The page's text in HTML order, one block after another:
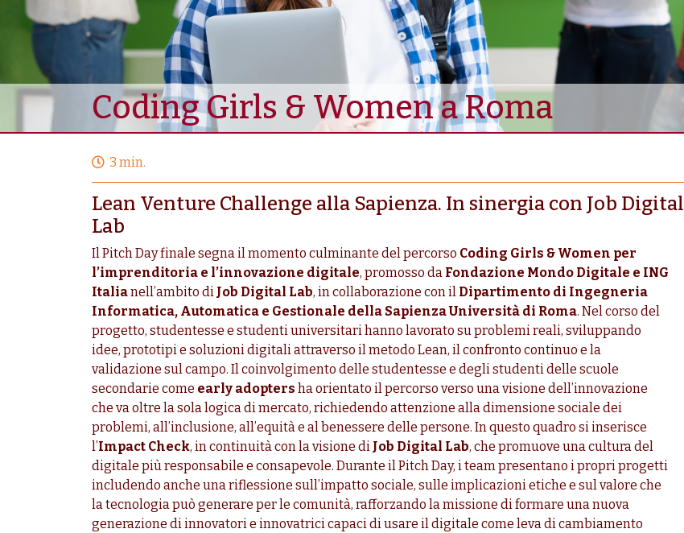
Coding Girls & Women a Roma
3 min.
Lean Venture Challenge alla Sapienza. In sinergia con Job Digital
Lab
Il Pitch Day finale segna il momento culminante del percorso Coding Girls & Women per
l’imprenditoria e l’innovazione digitale, promosso da Fondazione Mondo Digitale e ING
Italianell’ambito di Job Digital Lab, in collaborazione con il Dipartimento di Ingegneria
Informatica, Automatica e Gestionale della Sapienza Università di Roma. Nel corso del
progetto, studentesse e studenti universitari hanno lavorato su problemi reali, sviluppando
idee, prototipi e soluzioni digitali attraverso il metodo Lean, il confronto continuo e la
validazione sul campo. Il coinvolgimento delle studentesse e degli studenti delle scuole
secondarie come early adopters ha orientato il percorso verso una visione dell’innovazione
che va oltre la sola logica di mercato, richiedendo attenzione alla dimensione sociale dei
problemi, all’inclusione, all’equità e al benessere delle persone. In questo quadro si inserisce
l’Impact Check, in continuità con la visione di Job Digital Lab, che promuove una cultura del
digitale più responsabile e consapevole. Durante il Pitch Day, i team presentano i propri progetti
includendo anche una riflessione sull’impatto sociale, sulle implicazioni etiche e sul valore che
la tecnologia può generare per le comunità, rafforzando la missione di formare una nuova
generazione di innovatori e innovatrici capaci di usare il digitale come leva di cambiamento